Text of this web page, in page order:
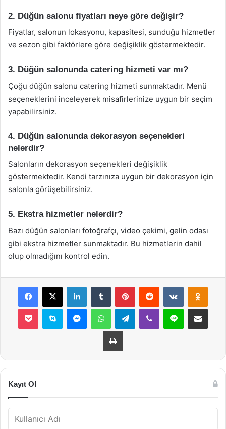
2. Düğün salonu fiyatları neye göre değişir?
Fiyatlar, salonun lokasyonu, kapasitesi, sunduğu hizmetler
ve sezon gibi faktörlere göre değişiklik göstermektedir.
3. Düğün salonunda catering hizmeti var mı?
Çoğu düğün salonu catering hizmeti sunmaktadır. Menü
seçeneklerini inceleyerek misafirlerinize uygun bir seçim
yapabilirsiniz.
4. Düğün salonunda dekorasyon seçenekleri
nelerdir?
Salonların dekorasyon seçenekleri değişiklik
göstermektedir. Kendi tarzınıza uygun bir dekorasyon için
salonla görüşebilirsiniz.
5. Ekstra hizmetler nelerdir?
Bazı düğün salonları fotoğrafçı, video çekimi, gelin odası
gibi ekstra hizmetler sunmaktadır. Bu hizmetlerin dahil
olup olmadığını kontrol edin.
Facebook
X LinkedInTumblr PinterestReddit VKontakte
Pocket Skype MessengerWhatsAppTelegramViber Line E-Posta ile
Yazdır
Kayıt Ol